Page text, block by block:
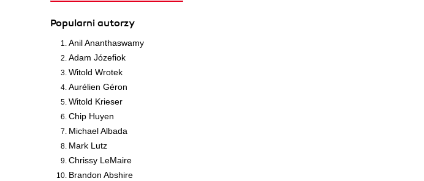
Popularni autorzy
Anil Ananthaswamy
Adam Józefiok
Witold Wrotek
Aurélien Géron
Witold Krieser
Chip Huyen
Michael Albada
Mark Lutz
Chrissy LeMaire
Brandon Abshire